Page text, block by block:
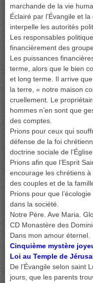
marchande de la vie
Éclairé par l’Évangile et
interpelle les autorités
Les responsables
financièrement des
Les puissances
terme, alors que le bien
et long terme. Il arrive
la terre, « notre maison
cruellement. Le
hommes n’en sont que
des comptes.
Prions pour ceux qui
défense de la foi
doctrine sociale de l’Église.
Prions afin que l’Esprit
encourage les chrétiens à
des couples et de la
Prions pour que
dans la société.
Notre Père. Ave Maria.
CD Monastère des
Dans mon amour éternel.
Cinquième mystère
Loi au Temple de
De l’Évangile selon saint
jours, que les parents